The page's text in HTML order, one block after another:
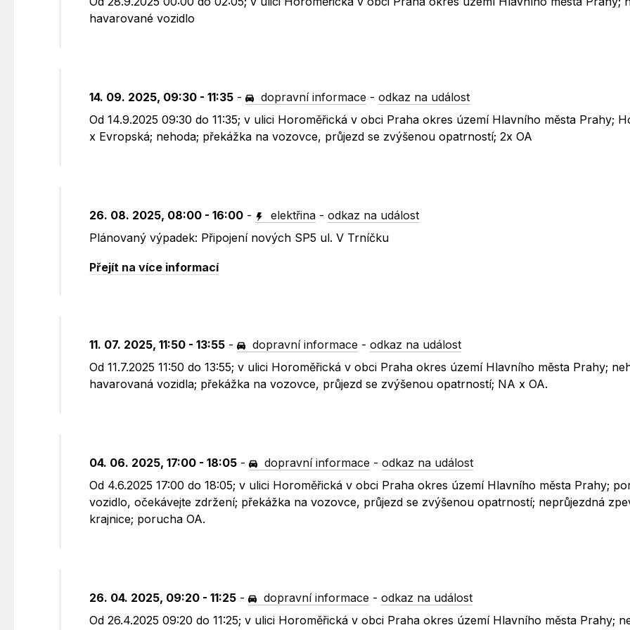
havarované vozidlo
14. 09. 2025, 09:30 - 11:35 - dopravní informace -odkaz na událost
Od 14.9.2025 09:30 do 11:35; v ulici Horoměřická v obci Praha okres území Hlavního města Prahy;
x Evropská; nehoda; překážka na vozovce, průjezd se zvýšenou opatrností; 2x OA
26. 08. 2025, 08:00 - 16:00 - elektřina -odkaz na událost
Plánovaný výpadek: Připojení nových SP5 ul. V Trníčku
Přejít na více informací
11. 07. 2025, 11:50 - 13:55 - dopravní informace -odkaz na událost
Od 11.7.2025 11:50 do 13:55; v ulici Horoměřická v obci Praha okres území Hlavního města Prahy;
havarovaná vozidla; překážka na vozovce, průjezd se zvýšenou opatrností; NA x OA.
04. 06. 2025, 17:00 - 18:05 - dopravní informace -odkaz na událost
Od 4.6.2025 17:00 do 18:05; v ulici Horoměřická v obci Praha okres území Hlavního města Prahy;
vozidlo, očekávejte zdržení; překážka na vozovce, průjezd se zvýšenou opatrností; neprůjezdná
krajnice; porucha OA.
26. 04. 2025, 09:20 - 11:25 - dopravní informace -odkaz na událost
Od 26.4.2025 09:20 do 11:25; v ulici Horoměřická v obci Praha okres území Hlavního města Prahy;